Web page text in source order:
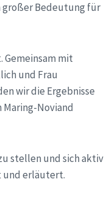
großer Bedeutung für
Gemeinsam mit
und Frau
wir die Ergebnisse
Noviand
stellen und sich aktiv
und erläutert.